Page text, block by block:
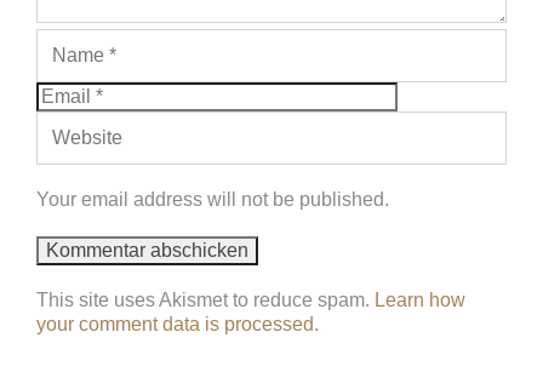
Your email address will not be published.
This site uses Akismet to reduce spam. Learn how
your comment data is processed.